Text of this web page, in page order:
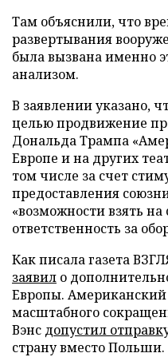
Там объяснили, что
развертывания
была вызвана именно
анализом.
В заявлении указано,
целью продвижение
Дональда Трампа
Европе и на других
том числе за счет
предоставления
«возможности взять на
ответственность за
Как писала газета
заявил о
Европы.
масштабного
Вэнс допустил
страну вместо Польши.